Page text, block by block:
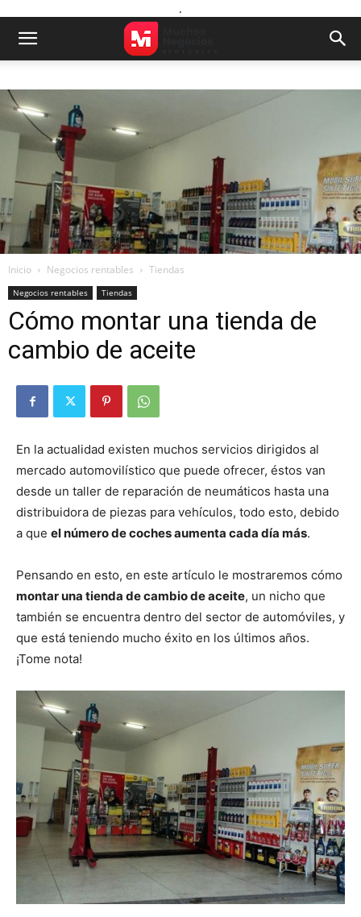
.
Inicio Negocios rentables Tiendas
Negocios rentables Tiendas
Cómo montar una tienda de
cambio de aceite
En la actualidad existen muchos servicios dirigidos al
mercado automovilístico que puede ofrecer, éstos van
desde un taller de reparación de neumáticos hasta una
distribuidora de piezas para vehículos, todo esto, debido
a que el número de coches aumenta cada día más.
Pensando en esto, en este artículo le mostraremos cómo
montar una tienda de cambio de aceite, un nicho que
también se encuentra dentro del sector de automóviles, y
que está teniendo mucho éxito en los últimos años.
¡Tome nota!